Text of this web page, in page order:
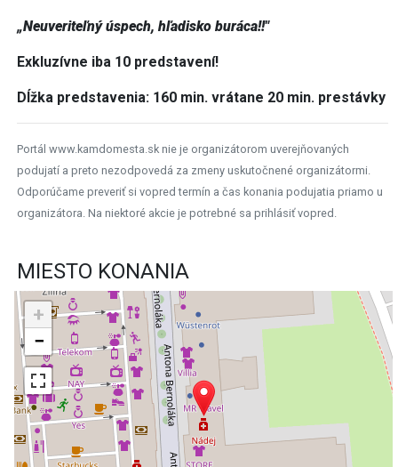
„Neuveriteľnýúspech, hľadisko buráca!!"
Exkluzívne iba 10 predstavení!
Dĺžka predstavenia: 160 min. vrátane 20 min. prestávky
Portál www.kamdomesta.sk nie je organizátorom uverejňovaných
podujatí a preto nezodpovedá za zmeny uskutočnené organizátormi.
Odporúčame preveriť si vopred termín a čas konania podujatia priamo u
organizátora. Na niektoré akcie je potrebné sa prihlásiť vopred.
MIESTO KONANIA
+
−